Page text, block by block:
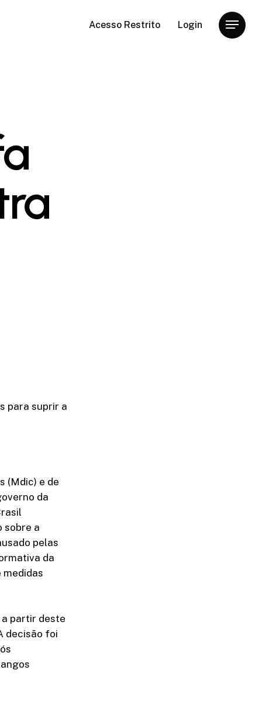
Acesso Restrito Login Menu
para suprir a
(Mdic) e de
da
sobre a
pelas
da
medidas
partir deste
decisão foi